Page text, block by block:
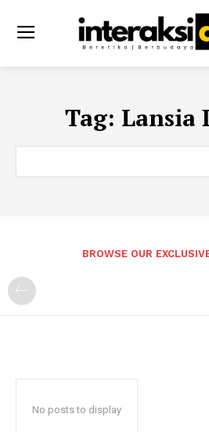
Tag: Lansia
BROWSE OUR
No posts to display